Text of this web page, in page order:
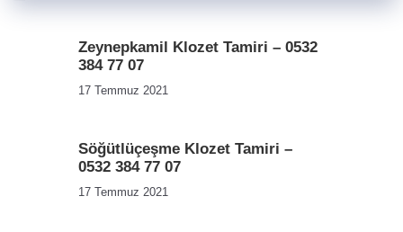
Zeynepkamil Klozet Tamiri – 0532
384 77 07
17 Temmuz 2021
Söğütlüçeşme Klozet Tamiri –
0532 384 77 07
17 Temmuz 2021